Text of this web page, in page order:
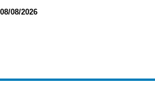
08/08/2026